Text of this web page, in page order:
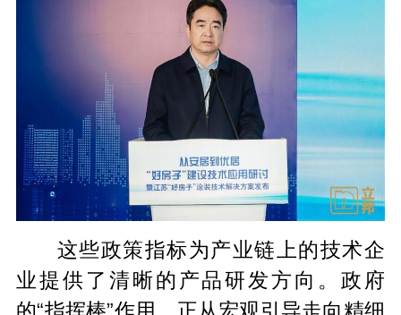
这些政策指标为产业链上的技术企
业提供了清晰的产品研发方向。政府